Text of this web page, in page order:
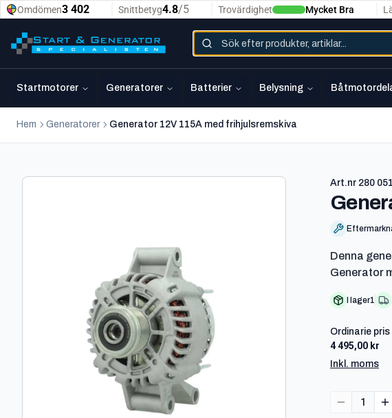
Startmotorer Generatorer Batterier Belysning
Hem Generatorer Generator 12V 115A med frihjulsremskiva
Art.nr 280 051
Denna
Generator
I lager1
Ordinarie pris
4 495,00 kr
Inkl. moms
1